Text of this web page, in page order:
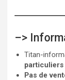
–>
Titan-
particuliers
Pas de